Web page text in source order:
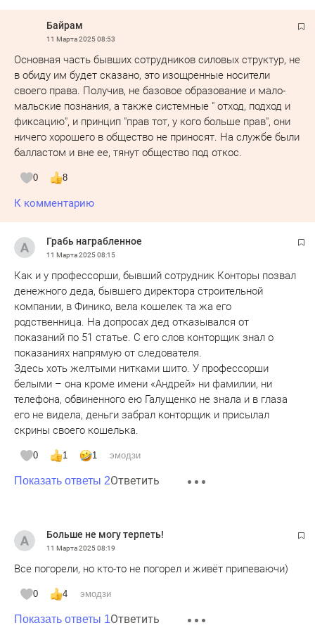
Байрам
11 Марта 202508:53
Основная часть бывших сотрудников силовых структур, не
в обиду им будет сказано, это изощренные носители
своего права. Получив, не базовое образование и мало-
мальские познания, а также системные " отход, подход и
фиксацию", и принцип "прав тот, у кого больше прав", они
ничего хорошего в общество не приносят. На службе были
балластом и вне ее, тянут общество под откос.
0 8
К комментарию
Грабь награбленное
11 Марта 202508:15
Как и у профессорши, бывший сотрудник Конторы позвал
денежного деда, бывшего директора строительной
компании, в Финико, вела кошелек та жа его
родственница. На допросах дед отказывался от
показаний по 51 статье. С его слов конторщик знал о
показаниях напрямую от следователя.
Здесь хоть желтыми нитками шито. У профессорши
белыми – она кроме имени «Андрей» ни фамилии, ни
телефона, обвиненного ею Галущенко не знала и в глаза
его не видела, деньги забрал конторщик и присылал
скрины своего кошелька.
0 1 1 эмодзи
Показать ответы 2Ответить
Больше не могу терпеть!
11 Марта 202508:19
Все погорели, но кто-то не погорел и живёт припеваючи)
0 4 эмодзи
Показать ответы 1Ответить